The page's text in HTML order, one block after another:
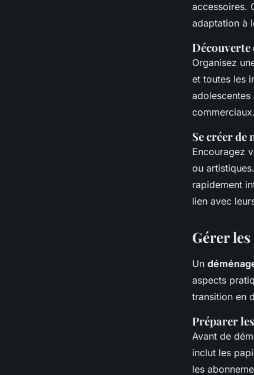
accessoires.
adaptation à
Organisez
et toutes les
commerciaux.
Se créer de
Encouragez
ou
rapidement
lien avec
Gérer
Un
aspects
transition en
Préparer
Avant de
inclut les
les